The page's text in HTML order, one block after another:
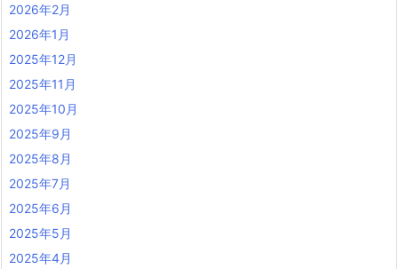
2026年2月
2026年1月
2025年12月
2025年11月
2025年10月
2025年9月
2025年8月
2025年7月
2025年6月
2025年5月
2025年4月